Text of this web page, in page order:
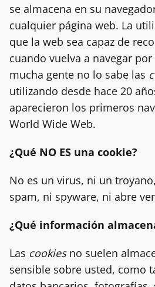
se almacena en su
cualquier página web. La
que la web sea capaz de
cuando vuelva a navegar
mucha gente no lo sabe las
utilizando desde hace 20
aparecieron los primeros
World Wide Web.
¿Qué NO ES una cookie?
No es un virus, ni un
spam, ni spyware, ni abre
¿Qué información
Las cookiesno suelen
sensible sobre usted, como